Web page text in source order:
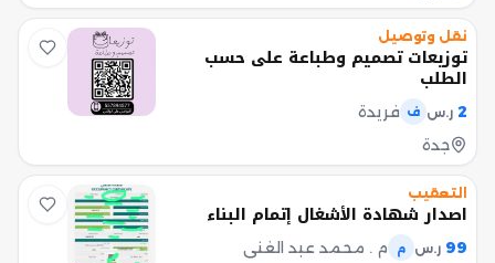
نقل وتوصيل
توزيعات تصميم وطباعة على حسب
الطلب
2 ر.س ف فريدة
جدة
التعقيب
اصدار شهادة الأشغال إتمام البناء
99 ر.س م
م . محمد عبد الغني